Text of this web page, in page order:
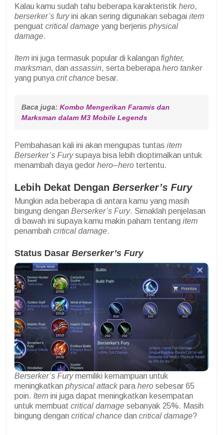
Kalau kamu sudah tahu beberapa karakteristik hero,
berserker’s furyini akan sering digunakan sebagai item
penguat critical damage yang berjenis physical
damage.
Item ini juga termasuk popular di kalangan fighter,
marksman, dan assassin, serta beberapa hero tanker
yang punya crit chance besar.
Baca juga: Kombo Mengerikan Faramis dan
Marksman dalam M3 Mobile Legends
Pembahasan kali ini akan mengupas tuntas item
Berserker’s Furysupaya bisa lebih dioptimalkan untuk
menambah daya gedor hero–hero tertentu.
Lebih Dekat Dengan Berserker’s Fury
Mungkin ada beberapa di antara kamu yang masih
bingung dengan Berserker’s Fury. Simaklah penjelasan
di bawah ini supaya kamu makin paham tentang item
penambah critical damage.
Status Dasar Berserker’s Fury
Berserker’s Furymemiliki kemampuan untuk
meningkatkan physical attackpara hero sebesar 65
poin. Item ini juga dapat meningkatkan kesempatan
untuk membuat critical damage sebanyak 25%. Masih
bingung dengan critical chance dan critical damage?